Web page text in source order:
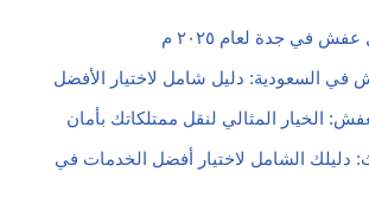
السعودية: دليل شامل لاختيار الأفضل
الخيار المثالي لنقل ممتلكاتك بأمان
دليلك الشامل لاختيار أفضل الخدمات في